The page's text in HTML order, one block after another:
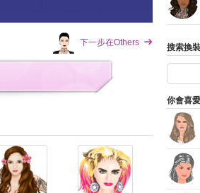
下一步在Others 搜索換裝
你會喜